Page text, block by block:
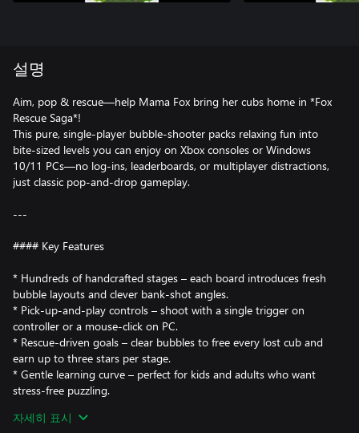
설명
Aim, pop & rescue—help Mama Fox bring her cubs home in *Fox
Rescue Saga*!
This pure, single-player bubble-shooter packs relaxing fun into
bite-sized levels you can enjoy on Xbox consoles or Windows
10/11 PCs—no log-ins, leaderboards, or multiplayer distractions,
just classic pop-and-drop gameplay.
---
#### Key Features
* Hundreds of handcrafted stages – each board introduces fresh
bubble layouts and clever bank-shot angles.
* Pick-up-and-play controls – shoot with a single trigger on
controller or a mouse-click on PC.
* Rescue-driven goals – clear bubbles to free every lost cub and
earn up to three stars per stage.
* Gentle learning curve – perfect for kids and adults who want
stress-free puzzling.
playable with zero internet connection.
자세히 표시